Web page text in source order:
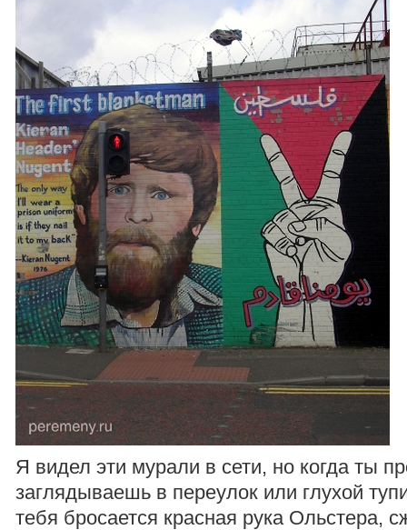
Я видел эти мурали в сети, но когда ты
заглядываешь в переулок или глухой
тебя бросается красная рука Ольстера,